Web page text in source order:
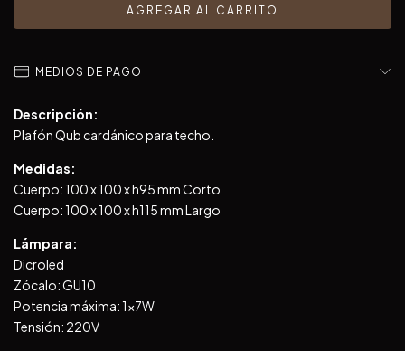
MEDIOS DE PAGO
Descripción:
Plafón Qub cardánico para techo.
Medidas:
Cuerpo: 100 x 100 x h95 mm Corto
Cuerpo: 100 x 100 x h115 mm Largo
Lámpara:
Dicroled
Zócalo: GU10
Potencia máxima: 1x7W
Tensión: 220V